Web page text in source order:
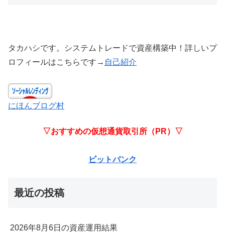
タカハシです。システムトレードで資産構築中！詳しいプ
ロフィールはこちらです→ 自己紹介
にほんブログ村
▽おすすめの仮想通貨取引所（PR）▽
ビットバンク
最近の投稿
2026年8月6日の資産運用結果